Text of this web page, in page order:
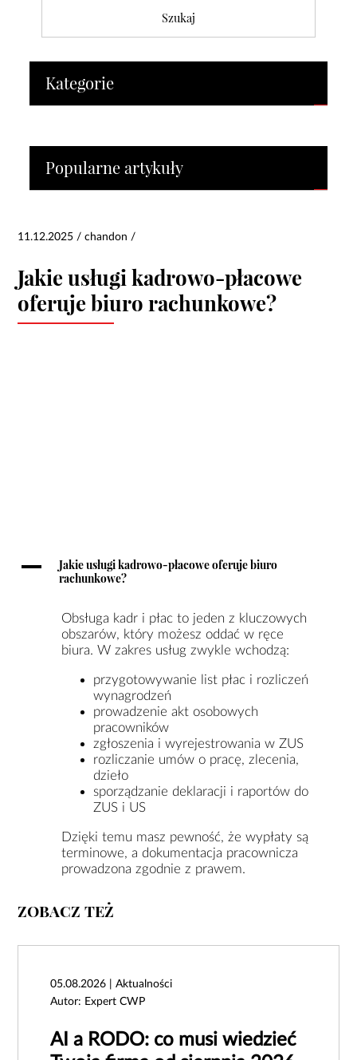
Kategorie
Popularne artykuły
11.12.2025 / chandon /
Jakie usługi kadrowo-płacowe
oferuje biuro rachunkowe?
A
Jakie usługi kadrowo-płacowe oferuje biuro
rachunkowe?
Obsługa kadr i płac to jeden z kluczowych
obszarów, który możesz oddać w ręce
biura. W zakres usług zwykle wchodzą:
przygotowywanie list płac i rozliczeń
wynagrodzeń
prowadzenie akt osobowych
pracowników
zgłoszenia i wyrejestrowania w ZUS
rozliczanie umów o pracę, zlecenia,
dzieło
sporządzanie deklaracji i raportów do
ZUS i US
Dzięki temu masz pewność, że wypłaty są
terminowe, a dokumentacja pracownicza
prowadzona zgodnie z prawem.
ZOBACZ TEŻ
05.08.2026 | Aktualności
Autor: Expert CWP
AI a RODO: co musi wiedzieć